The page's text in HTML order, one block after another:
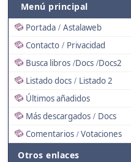
Menú principal
Portada / Astalaweb
Contacto / Privacidad
Busca libros /Docs /Docs2
Listado docs / Listado 2
Últimos añadidos
Más descargados / Docs
Comentarios / Votaciones
Otros enlaces